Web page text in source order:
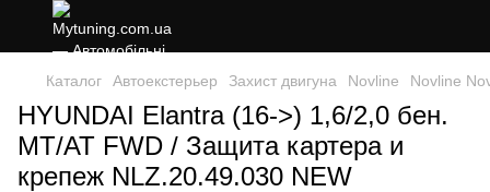
Каталог Автоекстерьер Захист двигуна Novline Novline
HYUNDAI Elantra (16->) 1,6/2,0 бен.
МТ/АТ FWD / Защита картера и
крепеж NLZ.20.49.030 NEW